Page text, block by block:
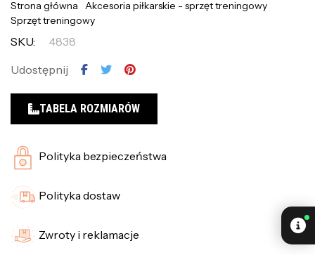
Strona główna
Akcesoria piłkarskie - sprzęt treningowy
Sprzęt treningowy
SKU:
4838
Udostępnij
TABELA ROZMIARÓW
Polityka bezpieczeństwa
Polityka dostaw
Zwroty i reklamacje